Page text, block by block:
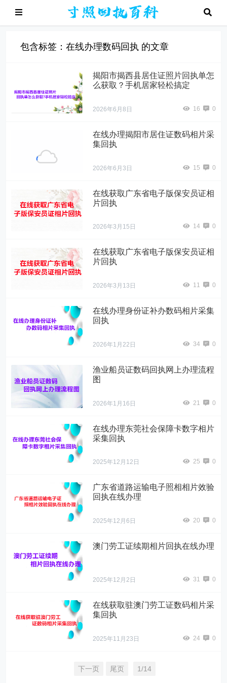
包含标签：在线办理数码回执 的文章
揭阳市揭西县居住证照片回执单怎
么获取？手机居家轻松搞定
2026年6月8日 16 0
在线办理揭阳市居住证数码相片采
集回执
2026年6月3日 15 0
在线获取广东省电子版保安员证相
片回执
2026年3月15日 14 0
在线获取广东省电子版保安员证相
片回执
2026年3月13日 11 0
在线办理身份证补办数码相片采集
回执
2026年1月22日 34 0
渔业船员证数码回执网上办理流程
图
2026年1月16日 21 0
在线办理东莞社会保障卡数字相片
采集回执
2025年12月12日 25 0
广东省道路运输电子照相相片效验
回执在线办理
2025年12月6日 20 0
澳门劳工证续期相片回执在线办理
2025年12月2日 31 0
在线获取驻澳门劳工证数码相片采
集回执
2025年11月23日 24 0
下一页 尾页 1/14